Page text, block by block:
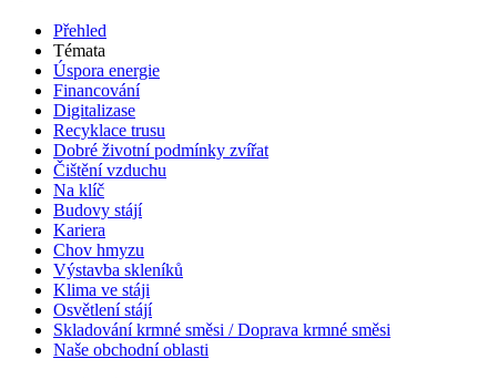
Přehled
Témata
Úspora energie
Financování
Digitalizase
Recyklace trusu
Dobré životní podmínky zvířat
Čištění vzduchu
Na klíč
Budovy stájí
Kariera
Chov hmyzu
Výstavba skleníků
Klima ve stáji
Osvětlení stájí
Skladování krmné směsi / Doprava krmné směsi
Naše obchodní oblasti